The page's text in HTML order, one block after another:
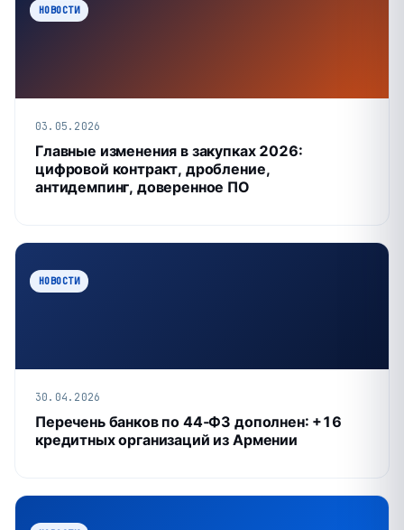
НОВОСТИ
03.05.2026
Главные изменения в закупках 2026:
цифровой контракт, дробление,
антидемпинг, доверенное ПО
НОВОСТИ
30.04.2026
Перечень банков по 44‑ФЗ дополнен: +16
кредитных организаций из Армении